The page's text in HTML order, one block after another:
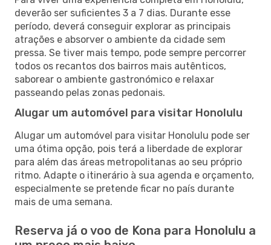
deverão ser suficientes 3 a 7 dias. Durante esse
período, deverá conseguir explorar as principais
atrações e absorver o ambiente da cidade sem
pressa. Se tiver mais tempo, pode sempre percorrer
todos os recantos dos bairros mais autênticos,
saborear o ambiente gastronómico e relaxar
passeando pelas zonas pedonais.
Alugar um automóvel para visitar Honolulu
Alugar um automóvel para visitar Honolulu pode ser
uma ótima opção, pois terá a liberdade de explorar
para além das áreas metropolitanas ao seu próprio
ritmo. Adapte o itinerário à sua agenda e orçamento,
especialmente se pretende ficar no país durante
mais de uma semana.
Reserva já o voo de Kona para Honolulu a